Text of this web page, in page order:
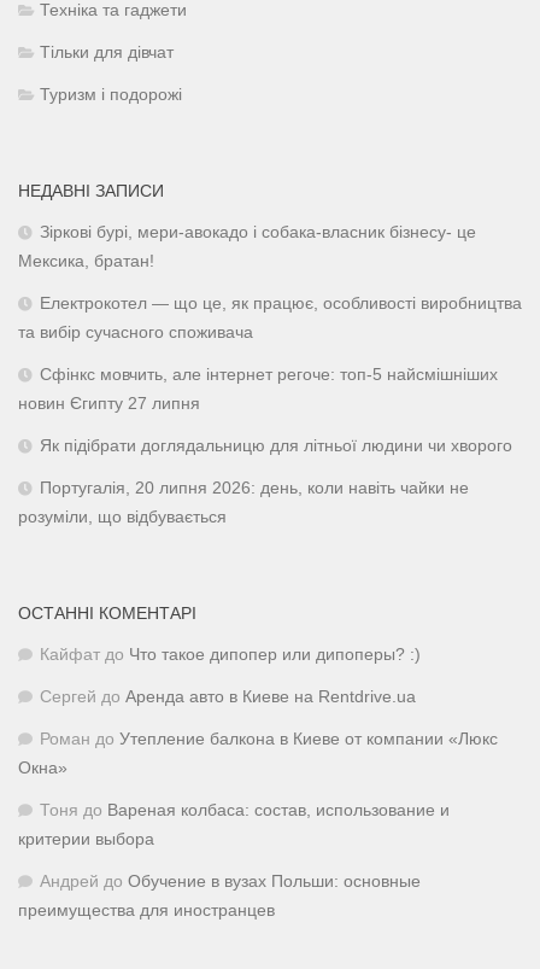
Техніка та гаджети
Тільки для дівчат
Туризм і подорожі
НЕДАВНІ ЗАПИСИ
Зіркові бурі, мери-авокадо і собака-власник бізнесу- це
Мексика, братан!
Електрокотел — що це, як працює, особливості виробництва
та вибір сучасного споживача
Сфінкс мовчить, але інтернет регоче: топ-5 найсмішніших
новин Єгипту 27 липня
Як підібрати доглядальницю для літньої людини чи хворого
Португалія, 20 липня 2026: день, коли навіть чайки не
розуміли, що відбувається
ОСТАННІ КОМЕНТАРІ
Кайфат до Что такое дипопер или дипоперы? :)
Сергей до Аренда авто в Киеве на Rentdrive.ua
Роман до Утепление балкона в Киеве от компании «Люкс
Окна»
Тоня до Вареная колбаса: состав, использование и
критерии выбора
Андрей до Обучение в вузах Польши: основные
преимущества для иностранцев